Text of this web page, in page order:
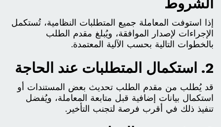
الشروط
إذا استوفت المعاملة جميع المتطلبات النظامية، تُستكمل
الإجراءات لإصدار الموافقة، ويُبلغ مقدم الطلب
بالخطوات التالية بحسب الآلية المعتمدة.
2. استكمال المتطلبات عند الحاجة
قد يُطلب من مقدم الطلب تحديث بعض المستندات أو
استكمال بيانات إضافية قبل متابعة المعاملة، ويُفضل
تنفيذ ذلك في أقرب فرصة لتجنب التأخير.